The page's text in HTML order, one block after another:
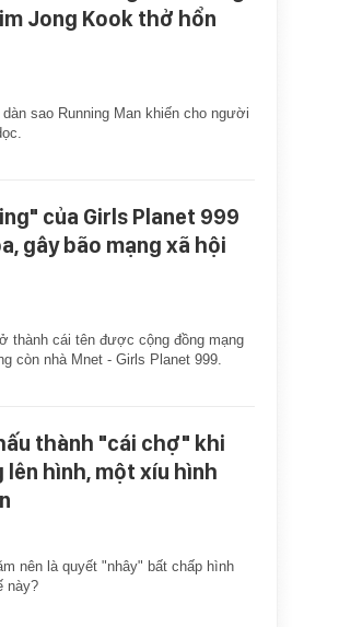
Jong Kook thở hổn
dàn sao Running Man khiến cho người
của Girls Planet 999
gây bão mạng xã hội
thành cái tên được cộng đồng mạng
còn nhà Mnet - Girls Planet 999.
thành "cái chợ" khi
hình, một xíu hình
nên là quyết "nhây" bất chấp hình
này?